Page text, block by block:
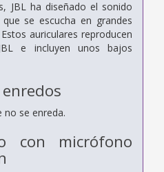
JBL ha diseñado el sonido
se escucha en grandes
auriculares reproducen
e incluyen unos bajos
no se enreda.
con micrófono